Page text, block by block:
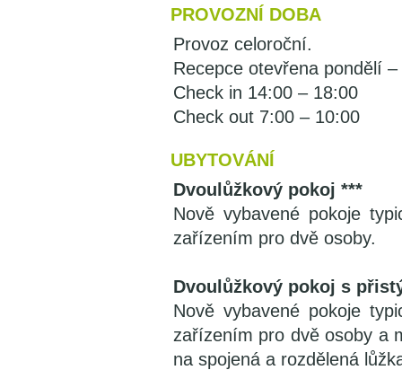
PROVOZNÍ DOBA
Provoz celoroční.
Recepce otevřena pondělí
Check in 14:00 – 18:00
Check out 7:00 – 10:00
UBYTOVÁNÍ
Dvoulůžkový pokoj ***
Nově vybavené pokoje
zařízením pro dvě osoby.
Dvoulůžkový pokoj s
Nově vybavené pokoje
zařízením pro dvě osoby a
na spojená a rozdělená